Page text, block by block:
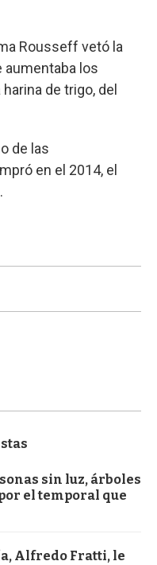
Rousseff vetó la
aumentaba los
de trigo, del
de las
en el 2014, el
sin luz, árboles
el temporal que
Alfredo Fratti, le